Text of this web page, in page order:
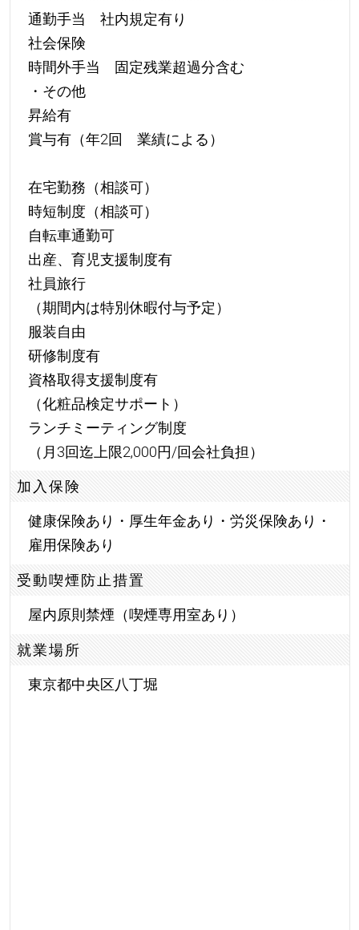
通勤手当 社内規定有り
社会保険
時間外手当 固定残業超過分含む
・その他
昇給有
賞与有（年2回 業績による）
在宅勤務（相談可）
時短制度（相談可）
自転車通勤可
出産、育児支援制度有
社員旅行
（期間内は特別休暇付与予定）
服装自由
研修制度有
資格取得支援制度有
（化粧品検定サポート）
ランチミーティング制度
（月3回迄上限2,000円/回会社負担）
加入保険
健康保険あり・厚生年金あり・労災保険あり・
雇用保険あり
受動喫煙防止措置
屋内原則禁煙（喫煙専用室あり）
就業場所
東京都中央区八丁堀